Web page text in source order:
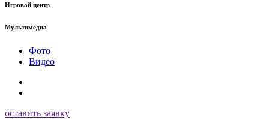
Игровой центр
Мультимедиа
Фото
Видео
оставить заявку